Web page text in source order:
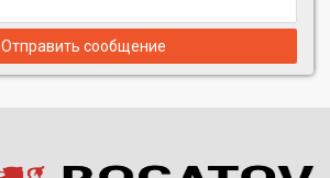
Отправить сообщение